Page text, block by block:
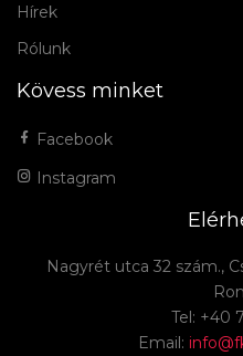
Hírek
Rólunk
Kövess minket
Facebook
Instagram
Nagyrét utca 32 szám.,
Tel: +40
Email: